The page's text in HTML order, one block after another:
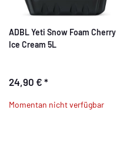
ADBL Yeti Snow Foam Cherry
Ice Cream 5L
24,90 € *
Momentan nicht verfügbar